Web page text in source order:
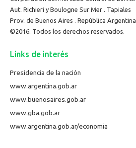
Aut. Richieri y Boulogne Sur Mer . Tapiales
Prov. de Buenos Aires . República Argentina
©2016. Todos los derechos reservados.
Links de interés
Presidencia de la nación
www.argentina.gob.ar
www.buenosaires.gob.ar
www.gba.gob.ar
www.argentina.gob.ar/economia